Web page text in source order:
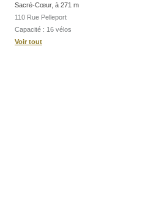
Sacré-Cœur, à 271 m
110 Rue Pelleport
Capacité : 16 vélos
Voir tout